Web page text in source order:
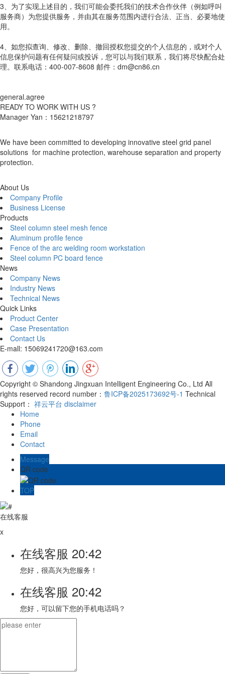
3、为了实现上述目的，我们可能会委托我们的技术合作伙伴（例如呼叫
服务商）为您提供服务，并由其在服务范围内进行合法、正当、必要地使
用。
4、如您拟查询、修改、删除、撤回授权您提交的个人信息的，或对个人
信息保护问题有任何疑问或投诉，您可以与我们联系，我们将尽快配合处
理。联系电话：400-007-8608 邮件：dm@cn86.cn
general.agree
READY TO WORK WITH US ?
Manager Yan：15621218797
We have been committed to developing innovative steel grid panel
solutions for machine protection, warehouse separation and property
protection.
About Us
Company Profile
Business License
Products
Steel column steel mesh fence
Aluminum profile fence
Fence of the arc welding room workstation
Steel column PC board fence
News
Company News
Industry News
Technical News
Quick Links
Product Center
Case Presentation
Contact Us
E-mall: 15069241720@163.com
Copyright © Shandong Jingxuan Intelligent Engineering Co., Ltd All
rights reserved record number： 鲁ICP备2025173692号-1 Technical
Support： 祥云平台 disclaimer
Home
Phone
Email
Contact
Message
QR code
TOP
在线客服
x
在线客服 20:42
您好，很高兴为您服务！
在线客服 20:42
您好，可以留下您的手机电话吗？